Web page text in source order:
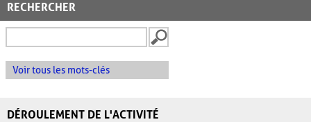
RECHERCHER
Voir tous les mots-clés
DÉROULEMENT DE L'ACTIVITÉ